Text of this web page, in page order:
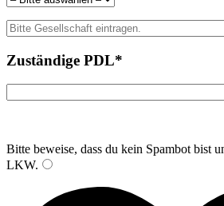
Zuständige PDL*
Bitte beweise, dass du kein Spambot bist
LKW.